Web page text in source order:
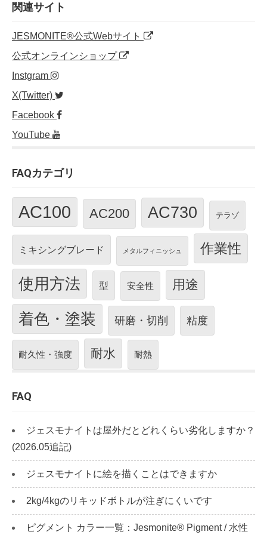
o
o
k
関連サイト
JESMONITE®公式Webサイト
公式オンラインショップ
Instgram
X(Twitter)
Facebook
YouTube
FAQカテゴリ
AC100 AC200 AC730 テラゾ
ミキシングブレード メタルフィニッシュ 作業性
使用方法 型 安全性 用途
着色・塗装 研磨・切削 粘度
耐久性・強度 耐水 耐熱
FAQ
ジェスモナイトは屋外だとどれくらい劣化しますか？
(2026.05追記)
ジェスモナイトに絵を描くことはできますか
2kg/4kgのリキッドボトルが注ぎにくいです
ピグメント カラー一覧：Jesmonite® Pigment / 水性